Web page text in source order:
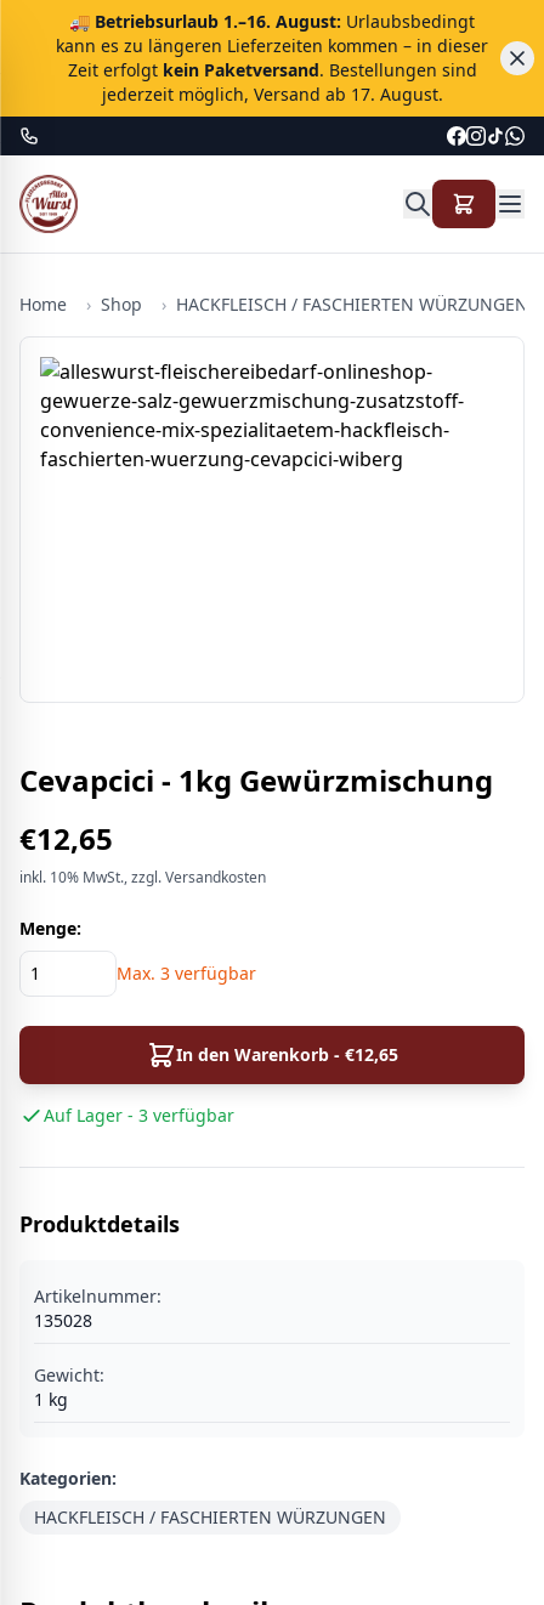
🚚 Betriebsurlaub 1.–16. August: Urlaubsbedingt
kann es zu längeren Lieferzeiten kommen – in dieser
Zeit erfolgt kein Paketversand. Bestellungen sind
jederzeit möglich, Versand ab 17. August.
Home › Shop › HACKFLEISCH / FASCHIERTEN WÜRZUNGEN
Cevapcici - 1kg Gewürzmischung
€12,65
inkl. 10% MwSt., zzgl. Versandkosten
Menge:
Max. 3 verfügbar
In den Warenkorb - €12,65
Auf Lager - 3 verfügbar
Produktdetails
Artikelnummer:
135028
Gewicht:
1 kg
Kategorien:
HACKFLEISCH / FASCHIERTEN WÜRZUNGEN